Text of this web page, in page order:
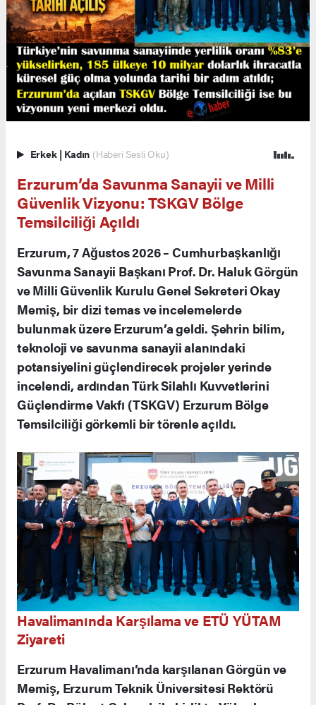
Erkek | Kadın (Haberi Sesli Oku)
Erzurum’da Savunma Sanayii ve Milli
Güvenlik Vizyonu: TSKGV Bölge
Temsilciliği Açıldı
Erzurum, 7 Ağustos 2026 – Cumhurbaşkanlığı
Savunma Sanayii Başkanı Prof. Dr. Haluk Görgün
ve Milli Güvenlik Kurulu Genel Sekreteri Okay
Memiş, bir dizi temas ve incelemelerde
bulunmak üzere Erzurum’a geldi. Şehrin bilim,
teknoloji ve savunma sanayii alanındaki
potansiyelini güçlendirecek projeler yerinde
incelendi, ardından Türk Silahlı Kuvvetlerini
Güçlendirme Vakfı (TSKGV) Erzurum Bölge
Temsilciliği görkemli bir törenle açıldı.
Havalimanında Karşılama ve ETÜ YÜTAM
Ziyareti
Erzurum Havalimanı’nda karşılanan Görgün ve
Memiş, Erzurum Teknik Üniversitesi Rektörü